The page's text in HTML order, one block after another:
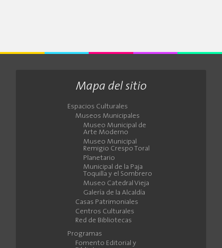
Mapa del sitio
Espacios Culturales
Museos Municipales
Museo Municipal de
Arte Moderno
Museo Municipal
Remigio Crespo Toral
Planetario
Municipal de la Paja
Toquilla y el Sombrero
Museo Catedral Vieja
Galería de la Alcaldía
Casas Patrimoniales
Centros Culturales
Red de Bibliotecas
Programas
Fomento Editorial y